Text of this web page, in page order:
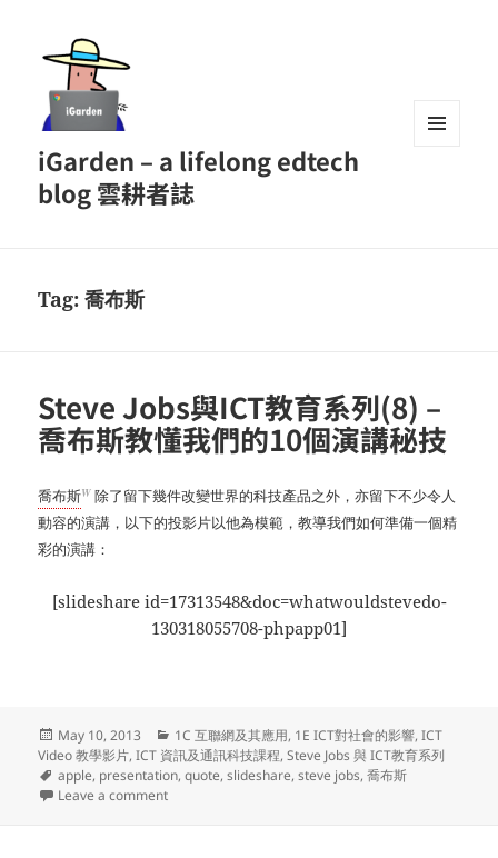
iGarden – a lifelong edtech
blog 雲耕者誌
Tag:喬布斯
Steve Jobs與ICT教育系列(8) –
喬布斯教懂我們的10個演講秘技
喬布斯W 除了留下幾件改變世界的科技產品之外，亦留下不少令人
動容的演講，以下的投影片以他為模範，教導我們如何準備一個精
彩的演講：
[slideshare id=17313548&doc=whatwouldstevedo-
130318055708-phpapp01]
Posted
on
May 10, 2013 Categories
1C 互聯網及其應用, 1E ICT對社會的影響,ICT
Video 教學影片,ICT 資訊及通訊科技課程,Steve Jobs 與 ICT教育系列
Tags
apple, presentation,quote,slideshare,steve jobs,喬布斯
Leave a commenton Steve Jobs與ICT教育系列(8) –喬布斯教懂我們的10